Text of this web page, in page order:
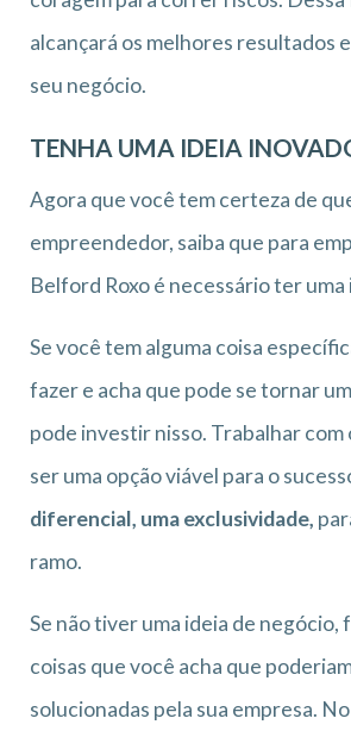
alcançará os melhores resultados
seu negócio.
TENHA UMA IDEIA
Agora que você tem certeza de
empreendedor, saiba que para
Belford Roxo é necessário ter
Se você tem alguma coisa
fazer e acha que pode se tornar
pode investir nisso. Trabalhar com
ser uma opção viável para o
diferencial, uma exclusividade,
ramo.
Se não tiver uma ideia de negócio,
coisas que você acha que
solucionadas pela sua empresa.